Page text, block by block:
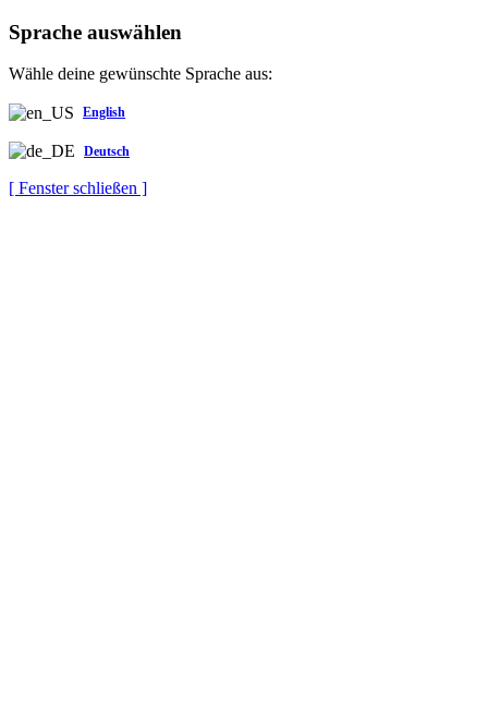
Sprache auswählen
Wähle deine gewünschte Sprache aus:
English
Deutsch
[ Fenster schließen ]